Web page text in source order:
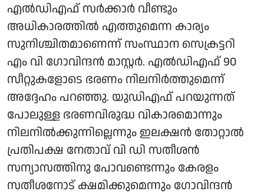
എല്‍ഡിഎഫ് സര്‍ക്കാര്‍ വീണ്ടും
അധികാരത്തില്‍ എത്തുമെന്ന കാര്യം
സുനിശ്ചിതമാണെന്ന് സംസ്ഥാന സെക്രട്ടറി
എം വി ഗോവിന്ദന്‍ മാസ്റ്റര്‍. എല്‍ഡിഎഫ് 90
സീറ്റുകളോടെ ഭരണം നിലനിര്‍ത്തുമെന്ന്
അദ്ദേഹം പറഞ്ഞു. യുഡിഎഫ് പറയുന്നത്
പോലുള്ള ഭരണവിരുദ്ധ വികാരമൊന്നും
നിലനില്‍ക്കുന്നില്ലെന്നും ഇലക്ഷന്‍ തോറ്റാല്‍
പ്രതിപക്ഷ നേതാവ് വി ഡി സതീശന്‍
സന്യാസത്തിനു പോവണ്ടെന്നും കേരളം
സതീശനോട് ക്ഷമിക്കുമെന്നും ഗോവിന്ദന്‍